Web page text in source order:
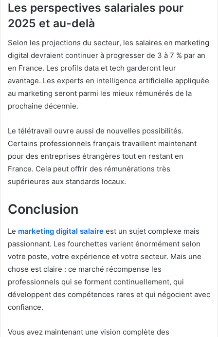
Les perspectives salariales pour
2025 et au-delà
Selon les projections du secteur, les salaires en marketing
digital devraient continuer à progresser de 3 à 7 % par an
en France. Les profils data et tech garderont leur
avantage. Les experts en intelligence artificielle appliquée
au marketing seront parmi les mieux rémunérés de la
prochaine décennie.
Le télétravail ouvre aussi de nouvelles possibilités.
Certains professionnels français travaillent maintenant
pour des entreprises étrangères tout en restant en
France. Cela peut offrir des rémunérations très
supérieures aux standards locaux.
Conclusion
Le marketing digital salaire est un sujet complexe mais
passionnant. Les fourchettes varient énormément selon
votre poste, votre expérience et votre secteur. Mais une
chose est claire : ce marché récompense les
professionnels qui se forment continuellement, qui
développent des compétences rares et qui négocient avec
confiance.
Vous avez maintenant une vision complète des